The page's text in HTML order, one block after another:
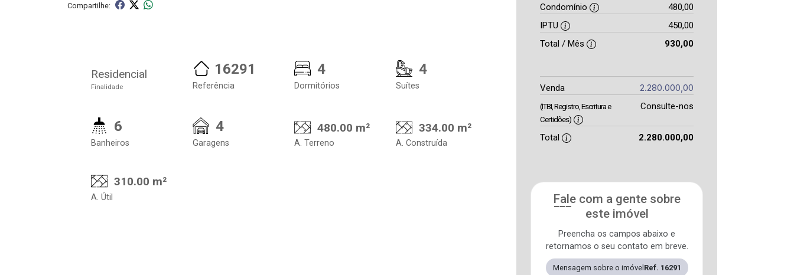
Compartilhe:
Residencial
Finalidade
16291
Referência
4
Dormitórios
4
Suítes
6
Banheiros
4
Garagens
480.00 m²
A. Terreno
334.00 m²
A. Construída
310.00 m²
A. Útil
Condomínio
480,00
IPTU
450,00
Total / Mês
930,00
Venda 2.280.000,00
(ITBI, Registro, Escritura e
Certidões)
Consulte-nos
Total 2.280.000,00
Fale com a gente sobre
este imóvel
Preencha os campos abaixo e
retornamos o seu contato em breve.
Mensagem sobre o imóvel Ref. 16291